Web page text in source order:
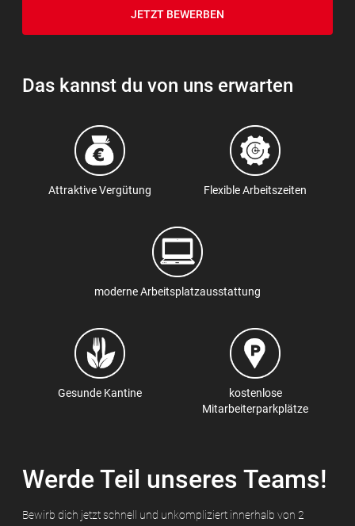
JETZT BEWERBEN
Das kannst du von uns erwarten
Attraktive Vergütung Flexible Arbeitszeiten
moderne Arbeitsplatzausstattung
Gesunde Kantine
kostenlose
Mitarbeiterparkplätze
Werde Teil unseres Teams!
Bewirb dich jetzt schnell und unkompliziert innerhalb von 2